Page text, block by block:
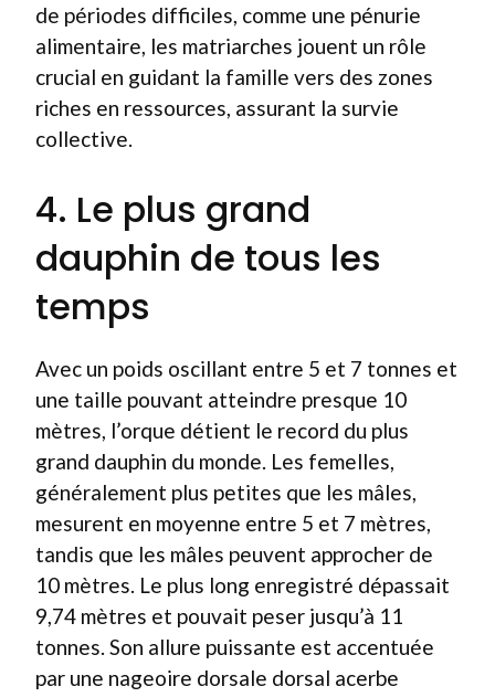
de périodes difficiles, comme une pénurie
alimentaire, les matriarches jouent un rôle
crucial en guidant la famille vers des zones
riches en ressources, assurant la survie
collective.
4. Le plus grand
dauphin de tous les
temps
Avec un poids oscillant entre 5 et 7 tonnes et
une taille pouvant atteindre presque 10
mètres, l’orque détient le record du plus
grand dauphin du monde. Les femelles,
généralement plus petites que les mâles,
mesurent en moyenne entre 5 et 7 mètres,
tandis que les mâles peuvent approcher de
10 mètres. Le plus long enregistré dépassait
9,74 mètres et pouvait peser jusqu’à 11
tonnes. Son allure puissante est accentuée
par une nageoire dorsale dorsal acerbe